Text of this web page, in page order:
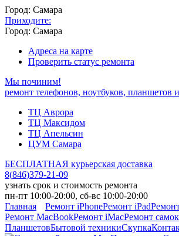
Город: Самара
Приходите:
Город: Самара
Адреса на карте
Проверить статус ремонта
Мы починим!
ремонт телефонов, ноутбуков, планшетов
ТЦ Аврора
ТЦ Максидом
ТЦ Апельсин
ЦУМ Самара
БЕСПЛАТНАЯ курьерская доставка
8(846)379-21-09
узнать срок и стоимость ремонта
пн-пт 10:00-20:00, сб-вс 10:00-20:00
Главная
Ремонт iPhoneРемонт iPad
Ремонт MacBookРемонт iMacРемонт
ПланшетовБытовой техникиСкупка